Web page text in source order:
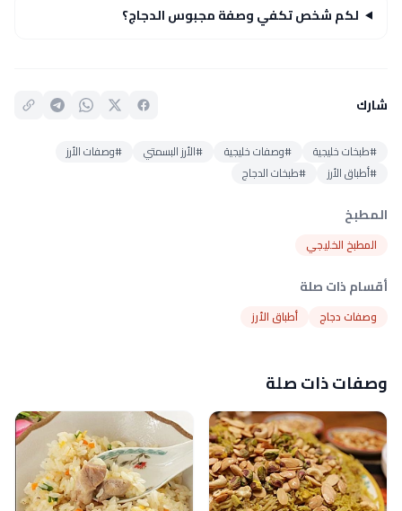
لكم شخص تكفي وصفة مجبوس الدجاج؟
شارك
#طبخات خليجية #وصفات خليجية #الأرز البسمتي
#وصفات الأرز
#أطباق الأرز
#طبخات الدجاج
المطبخ
المطبخ الخليجي
أقسام ذات صلة
وصفات دجاج أطباق الأرز
وصفات ذات صلة